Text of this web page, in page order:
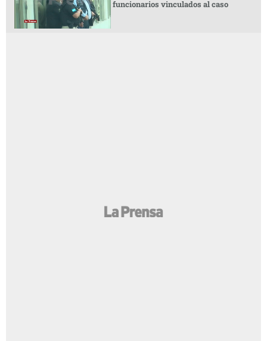
funcionarios vinculados al caso